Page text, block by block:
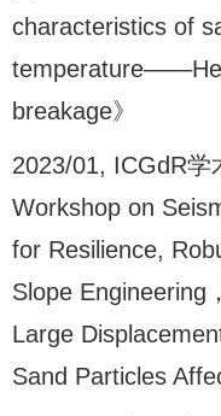
characteristics of
breakage》
2023/01, ICGdR学
Workshop on
for Resilience,
Slope Engineering
Large
Sand Particles